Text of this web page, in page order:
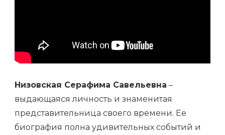
Низовская Серафима Савельевна –
выдающаяся личность и знаменитая
представительница своего времени. Ее
биография полна удивительных событий и